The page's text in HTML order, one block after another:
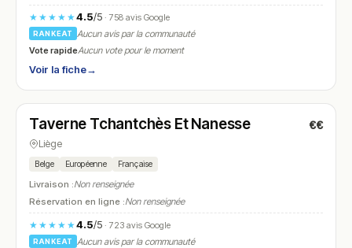
★★★★★4.5/5· 758 avis Google
RANKEAT
Aucun avis par la communauté
Vote rapideAucun vote pour le moment
Voir la fiche→
N° 19
Taverne Tchantchès Et Nanesse €€
Liège
Belge Européenne Française
Livraison :Non renseignée
Réservation en ligne :Non renseignée
★★★★★4.5/5· 723 avis Google
RANKEAT
Aucun avis par la communauté